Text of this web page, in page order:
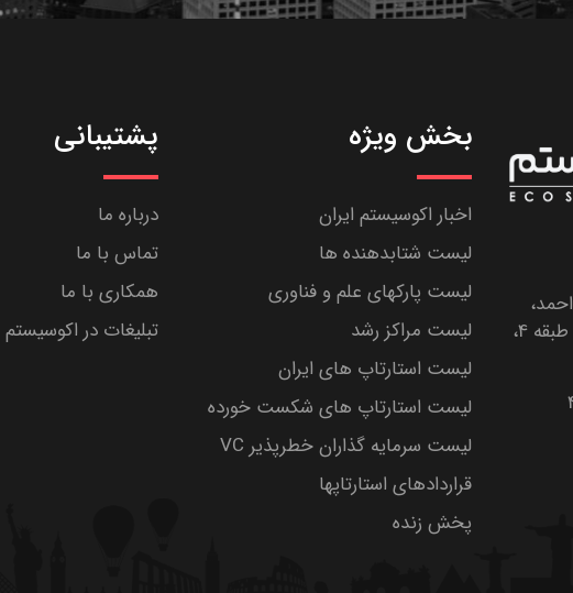
خیابان پروانه، پلاک 4، طبقه 4،
بخش ویژه
اخبار اکوسیستم ایران
لیست شتابدهنده ها
لیست پارکهای علم و فناوری
لیست مراکز رشد
لیست استارتاپ های ایران
لیست استارتاپ های شکست خورده
لیست سرمایه گذاران خطرپذیر VC
قراردادهای استارتاپها
پخش زنده
پشتیبانی
درباره ما
تماس با ما
همکاری با ما
تبلیغات در اکوسیستم